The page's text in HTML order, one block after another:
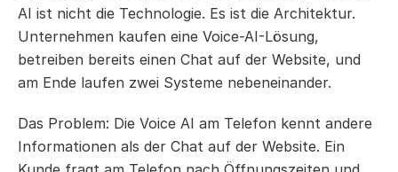
AI ist nicht die Technologie. Es ist die Architektur.
Unternehmen kaufen eine Voice-AI-Lösung,
betreiben bereits einen Chat auf der Website, und
am Ende laufen zwei Systeme nebeneinander.
Das Problem: Die Voice AI am Telefon kennt andere
Informationen als der Chat auf der Website. Ein